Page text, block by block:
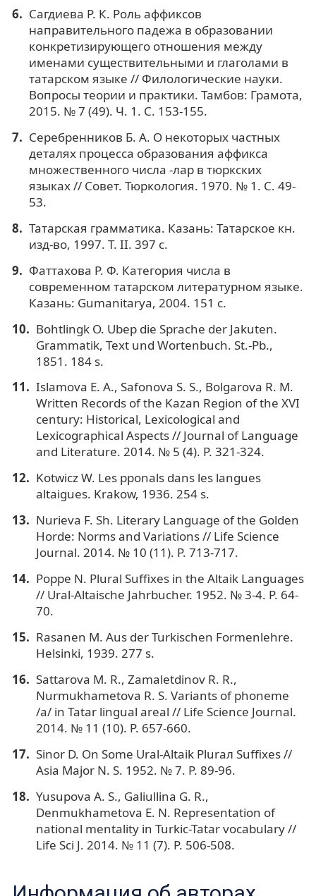
Сагдиева Р. К. Роль аффиксов
направительного падежа в образовании
конкретизирующего отношения между
именами существительными и глаголами в
татарском языке // Филологические науки.
Вопросы теории и практики. Тамбов: Грамота,
2015. № 7 (49). Ч. 1. С. 153-155.
Серебренников Б. А. О некоторых частных
деталях процесса образования аффикса
множественного числа -лар в тюркских
языках // Совет. Тюркология. 1970. № 1. С. 49-
53.
Татарская грамматика. Казань: Татарское кн.
изд-во, 1997. Т. II. 397 с.
Фаттахова Р. Ф. Категория числа в
современном татарском литературном языке.
Казань: Gumanitarya, 2004. 151 с.
Bohtlingk O. Ubeр die Sprache der Jakuten.
Grammatik, Text und Wortenbuch. St.-Pb.,
1851. 184 s.
Islamova E. A., Safonova S. S., Bolgarova R. M.
Written Records of the Kazan Region of the XVI
century: Historical, Lexicological and
Lexicographical Aspects // Journal of Language
and Literature. 2014. № 5 (4). Р. 321-324.
Kotwicz W. Les pрonals dans les langues
altaigues. Krakow, 1936. 254 s.
Nurieva F. Sh. Literary Language of the Golden
Horde: Norms and Variations // Life Science
Journal. 2014. № 10 (11). P. 713-717.
Poppe N. Plural Suffixes in the Altaik Languages
// Ural-Altaische Jahrbucher. 1952. № 3-4. Р. 64-
70.
Rasanen M. Aus der Turkischen Formenlehre.
Helsinki, 1939. 277 s.
Sattarova M. R., Zamaletdinov R. R.,
Nurmukhametova R. S. Variants of phoneme
/a/ in Tatar lingual areal // Life Science Journal.
2014. № 11 (10). P. 657-660.
Sinor D. On Some Ural-Altaik Pluraл Suffixes //
Asia Major N. S. 1952. № 7. Р. 89-96.
Yusupova A. S., Galiullina G. R.,
Denmukhametova E. N. Representation of
national mentality in Turkic-Tatar vocabulary //
Life Sci J. 2014. № 11 (7). Р. 506-508.